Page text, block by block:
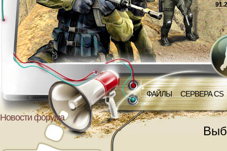
ФАЙЛЫ СЕРВЕРА CS
Новости форума